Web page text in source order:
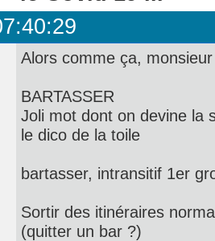
Alors comme ça,
BARTASSER
Joli mot dont on devine la
le dico de la toile
bartasser, intransitif 1er
Sortir des itinéraires
(quitter un bar ?)